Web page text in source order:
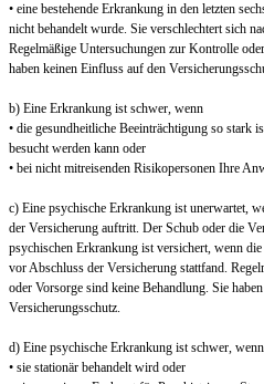
• eine bestehende Erkrankung in den letzten
nicht behandelt wurde. Sie verschlechtert sich
Regelmäßige Untersuchungen zur Kontrolle
haben keinen Einfluss auf den
b) Eine Erkrankung ist schwer, wenn
• die gesundheitliche Beeinträchtigung so stark
besucht werden kann oder
• bei nicht mitreisenden Risikopersonen Ihre
c) Eine psychische Erkrankung ist unerwartet,
der Versicherung auftritt. Der Schub oder die
psychischen Erkrankung ist versichert, wenn
vor Abschluss der Versicherung stattfand.
oder Vorsorge sind keine Behandlung. Sie
Versicherungsschutz.
d) Eine psychische Erkrankung ist schwer, wenn
• sie stationär behandelt wird oder